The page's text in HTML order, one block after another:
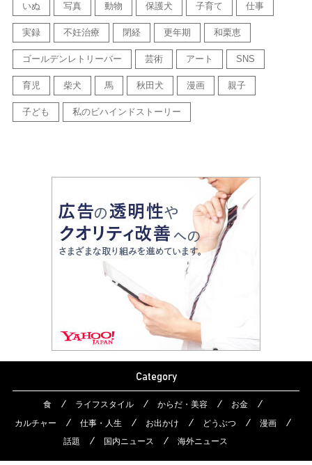
いぬ 写真 動物 保護犬 子育て 仕事
実録 不妊治療 閉経 更年期 和栗恵
ゴールデンレトリーバー 芸術 アート SNS
育児 柴犬 馬 秋田犬 漫画 親子
子ども 私のビハインドストーリー
Category
食 ライフスタイル からだ・美容
お金
カルチャー
仕事・人生 お出かけ どうぶつ
漫画
話題
国内ニュース 海外ニュース